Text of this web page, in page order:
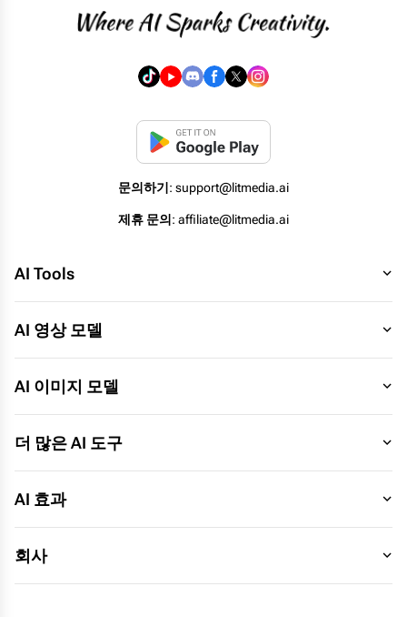
문의하기 : support@litmedia.ai
제휴 문의 : affiliate@litmedia.ai
AI Tools
AI 영상 모델
AI 이미지 모델
더 많은 AI 도구
AI 효과
회사